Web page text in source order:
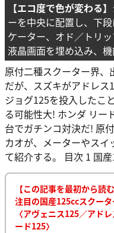
【エコ度で色が変わる】
ーを中央に配置し、下
ケーター、オド／トリ
液晶画面を埋め込み、機
原付二種スクーター界、
だが、スズキがアドレ
ジョグ125を投入したこ
る可能性大! ホンダ リー
台でガチンコ対決だ! 原
カオが、メーターやス
て紹介する。 目次 1 国
【この記事を最初から読む
注目の国産125ccスクー
〈アヴェニス125／アド
ード125〉